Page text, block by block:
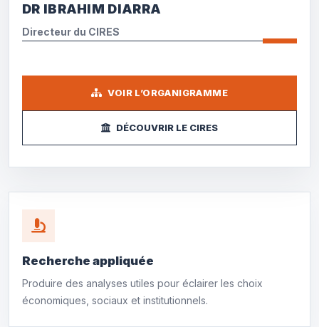
DR IBRAHIM DIARRA
Directeur du CIRES
VOIR L’ORGANIGRAMME
DÉCOUVRIR LE CIRES
Recherche appliquée
Produire des analyses utiles pour éclairer les choix
économiques, sociaux et institutionnels.